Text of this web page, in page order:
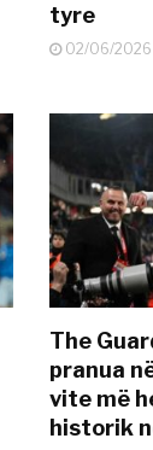
tyre
02/06/2026
The
pranua
vite më
historik